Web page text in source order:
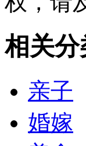
相关分
亲子
婚嫁